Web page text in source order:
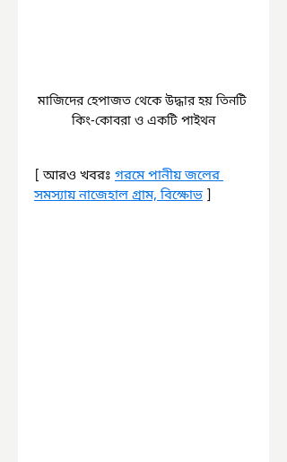
মাজিদের হেপাজত থেকে উদ্ধার হয় তিনটি
কিং-কোবরা ও একটি পাইথন
[ আরও খবরঃ গরমে পানীয় জলের
সমস্যায় নাজেহাল গ্রাম, বিক্ষোভ ]